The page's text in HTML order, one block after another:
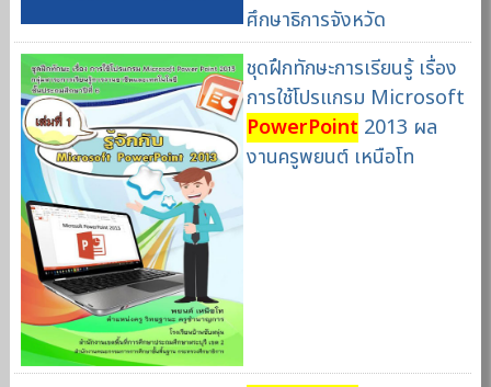
ศึกษาธิการจังหวัด
ชุดฝึกทักษะการเรียนรู้ เรื่อง
การใช้โปรแกรม Microsoft
PowerPoint 2013 ผล
งานครูพยนต์ เหนือโท